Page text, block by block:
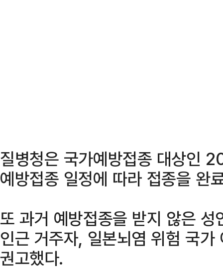
질병청은 국가예방접종 대상인
예방접종 일정에 따라 접종을 완
또 과거 예방접종을 받지 않은
인근 거주자, 일본뇌염 위험 국
권고했다.